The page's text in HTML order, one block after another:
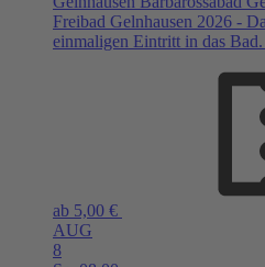
Freibad Gelnhausen 2026 -
einmaligen Eintritt in das
ab 5,00 €
AUG
8